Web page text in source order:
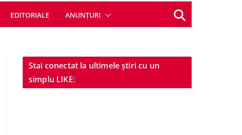
EDITORIALE ANUNȚURI
Stai conectat la ultimele știri cu un
simplu LIKE: